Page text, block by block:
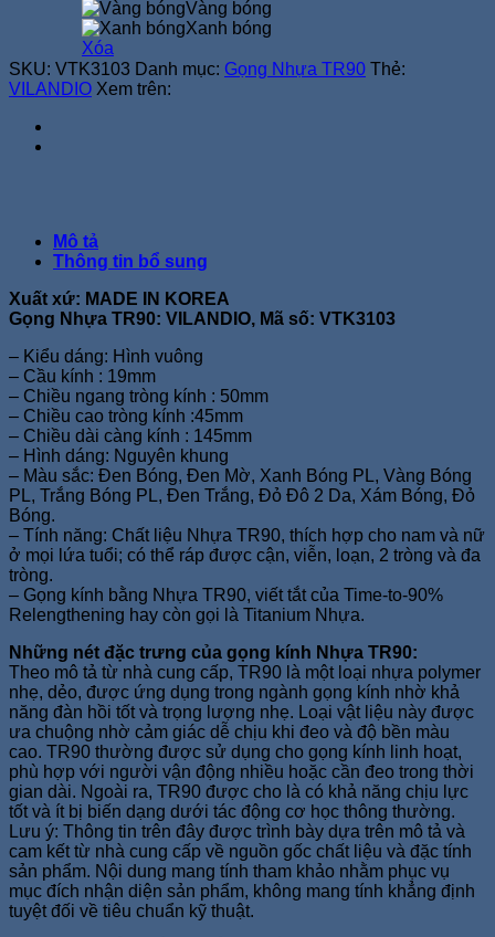
Vàng bóng
Xanh bóng
Xóa
SKU: VTK3103 Danh mục: Gọng Nhựa TR90 Thẻ:
VILANDIO Xem trên:
Mô tả
Thông tin bổ sung
Xuất xứ: MADE IN KOREA
Gọng Nhựa TR90: VILANDIO, Mã số: VTK3103
– Kiểu dáng: Hình vuông
– Cầu kính : 19mm
– Chiều ngang tròng kính : 50mm
– Chiều cao tròng kính :45mm
– Chiều dài càng kính : 145mm
– Hình dáng: Nguyên khung
– Màu sắc: Đen Bóng, Đen Mờ, Xanh Bóng PL, Vàng Bóng
PL, Trắng Bóng PL, Đen Trắng, Đỏ Đô 2 Da, Xám Bóng, Đỏ
Bóng.
– Tính năng: Chất liệu Nhựa TR90, thích hợp cho nam và nữ
ở mọi lứa tuổi; có thể ráp được cận, viễn, loạn, 2 tròng và đa
tròng.
– Gọng kính bằng Nhựa TR90, viết tắt của Time-to-90%
Relengthening hay còn gọi là Titanium Nhựa.
Những nét đặc trưng của gọng kính Nhựa TR90:
Theo mô tả từ nhà cung cấp, TR90 là một loại nhựa polymer
nhẹ, dẻo, được ứng dụng trong ngành gọng kính nhờ khả
năng đàn hồi tốt và trọng lượng nhẹ. Loại vật liệu này được
ưa chuộng nhờ cảm giác dễ chịu khi đeo và độ bền màu
cao. TR90 thường được sử dụng cho gọng kính linh hoạt,
phù hợp với người vận động nhiều hoặc cần đeo trong thời
gian dài. Ngoài ra, TR90 được cho là có khả năng chịu lực
tốt và ít bị biến dạng dưới tác động cơ học thông thường.
Lưu ý: Thông tin trên đây được trình bày dựa trên mô tả và
cam kết từ nhà cung cấp về nguồn gốc chất liệu và đặc tính
sản phẩm. Nội dung mang tính tham khảo nhằm phục vụ
mục đích nhận diện sản phẩm, không mang tính khẳng định
tuyệt đối về tiêu chuẩn kỹ thuật.